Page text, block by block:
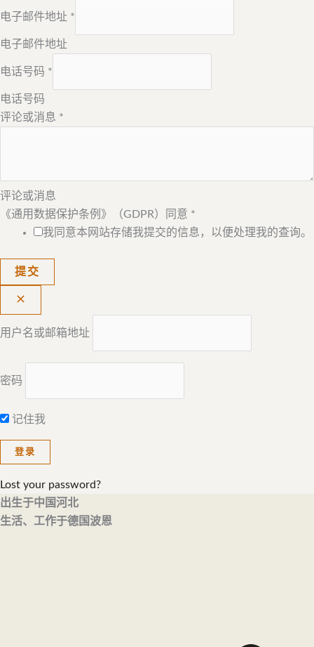
电子邮件地址 *
电子邮件地址
电话号码 *
电话号码
评论或消息 *
评论或消息
《通用数据保护条例》（GDPR）同意 *
我同意本网站存储我提交的信息，以便处理我的查询。
提交
用户名或邮箱地址
密码
记住我
Lost your password?
出生于中国河北
生活、工作于德国波恩